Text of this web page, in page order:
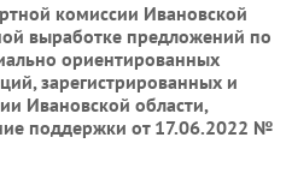
комиссии Ивановской
выработке предложений по
ориентированных
зарегистрированных и
Ивановской области,
поддержки от 17.06.2022 №